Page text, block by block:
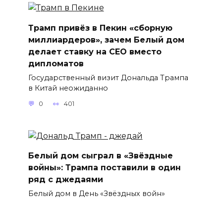
Трамп привёз в Пекин «сборную
миллиардеров», зачем Белый дом
делает ставку на CEO вместо
дипломатов
Государственный визит Дональда Трампа
в Китай неожиданно
0 401
Белый дом сыграл в «Звёздные
войны»: Трампа поставили в один
ряд с джедаями
Белый дом в День «Звёздных войн»